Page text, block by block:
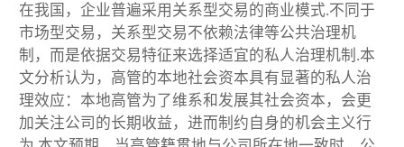
在我国，企业普遍采用关系型交易的商业模式.不同于
市场型交易，关系型交易不依赖法律等公共治理机
制，而是依据交易特征来选择适宜的私人治理机制.本
文分析认为，高管的本地社会资本具有显著的私人治
理效应：本地高管为了维系和发展其社会资本，会更
加关注公司的长期收益，进而制约自身的机会主义行